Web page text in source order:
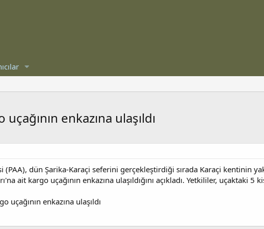
enkazına ulaşıldı
(PAA), dün Şarika-Karaçi seferini gerçekleştirdiği sırada Karaçi kentinin
ait kargo uçağının enkazına ulaşıldığını açıkladı. Yetkililer, uçaktaki 5
uçağının enkazına ulaşıldı